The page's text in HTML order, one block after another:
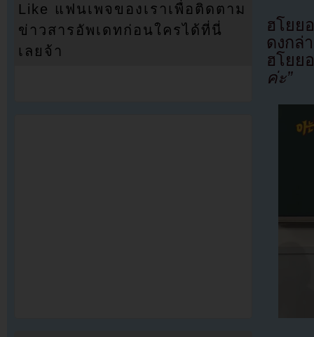
ฮโยย
ดงกล่
ฮโย
ค่ะ”
Like แฟนเพจของเราเพื่อติดตาม
ข่าวสารอัพเดทก่อนใครได้ที่นี่
เลยจ้า